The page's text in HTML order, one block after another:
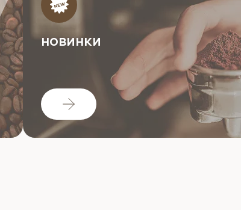
НОВИНКИ